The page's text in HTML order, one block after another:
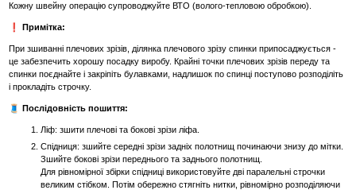
Кожну швейну операцію супроводжуйте ВТО (волого-тепловою обробкою).
❗ Примітка:
При зшиванні плечових зрізів, ділянка плечового зрізу спинки припосаджується -
це забезпечить хорошу посадку виробу. Крайні точки плечових зрізів переду та
спинки поєднайте і закріпіть булавками, надлишок по спинці поступово розподіліть
і прокладіть строчку.
🧵 Послідовність пошиття:
Ліф: зшити плечові та бокові зрізи ліфа.
Спідниця: зшийте середні зрізи задніх полотнищ починаючи знизу до мітки.
Зшийте бокові зрізи переднього та заднього полотнищ.
Для рівномірної збірки спідниці використовуйте дві паралельні строчки
великим стібком. Потім обережно стягніть нитки, рівномірно розподіляючи